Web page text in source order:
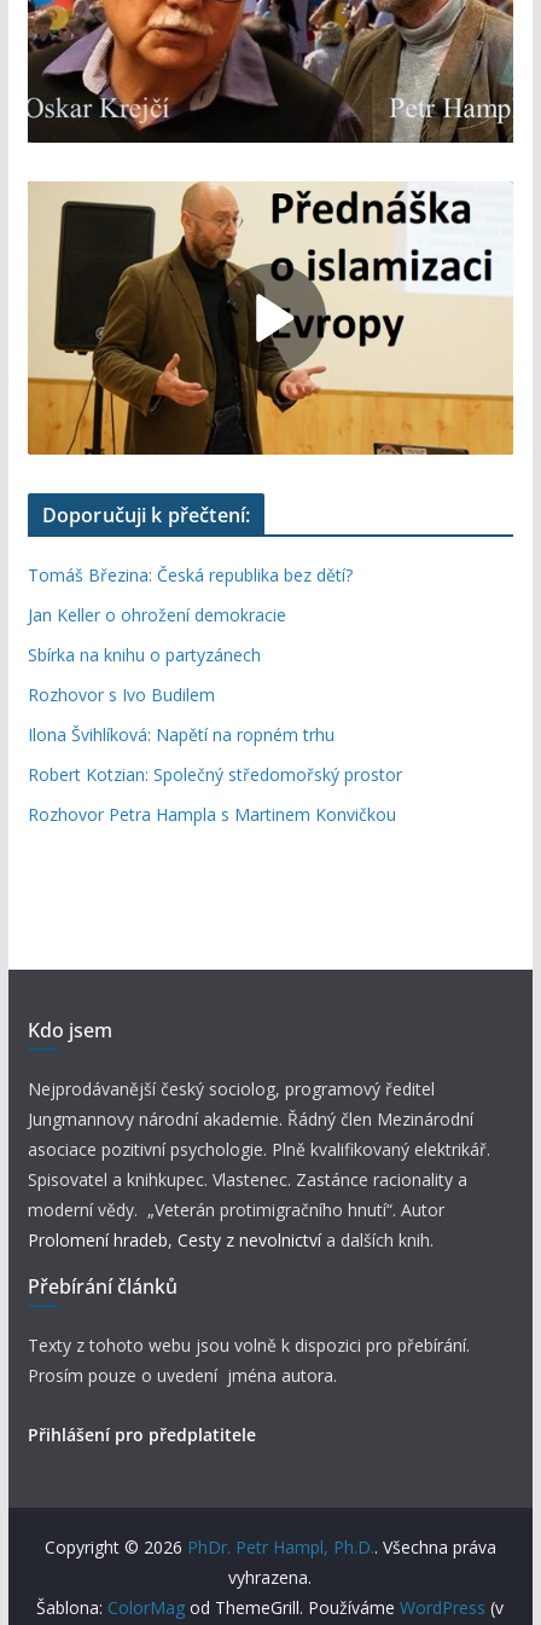
Doporučuji k přečtení:
Tomáš Březina: Česká republika bez dětí?
Jan Keller o ohrožení demokracie
Sbírka na knihu o partyzánech
Rozhovor s Ivo Budilem
Ilona Švihlíková: Napětí na ropném trhu
Robert Kotzian: Společný středomořský prostor
Rozhovor Petra Hampla s Martinem Konvičkou
Kdo jsem
Nejprodávanější český sociolog, programový ředitel
Jungmannovy národní akademie. Řádný člen Mezinárodní
asociace pozitivní psychologie. Plně kvalifikovaný elektrikář.
Spisovatel a knihkupec. Vlastenec. Zastánce racionality a
moderní vědy. „Veterán protimigračního hnutí“. Autor
Prolomení hradeb, Cesty z nevolnictví a dalších knih.
Přebírání článků
Texty z tohoto webu jsou volně k dispozici pro přebírání.
Prosím pouze o uvedení jména autora.
Přihlášení pro předplatitele
Copyright © 2026 PhDr. Petr Hampl, Ph.D.. Všechna práva
vyhrazena.
Šablona: ColorMag od ThemeGrill. PoužívámeWordPress (v